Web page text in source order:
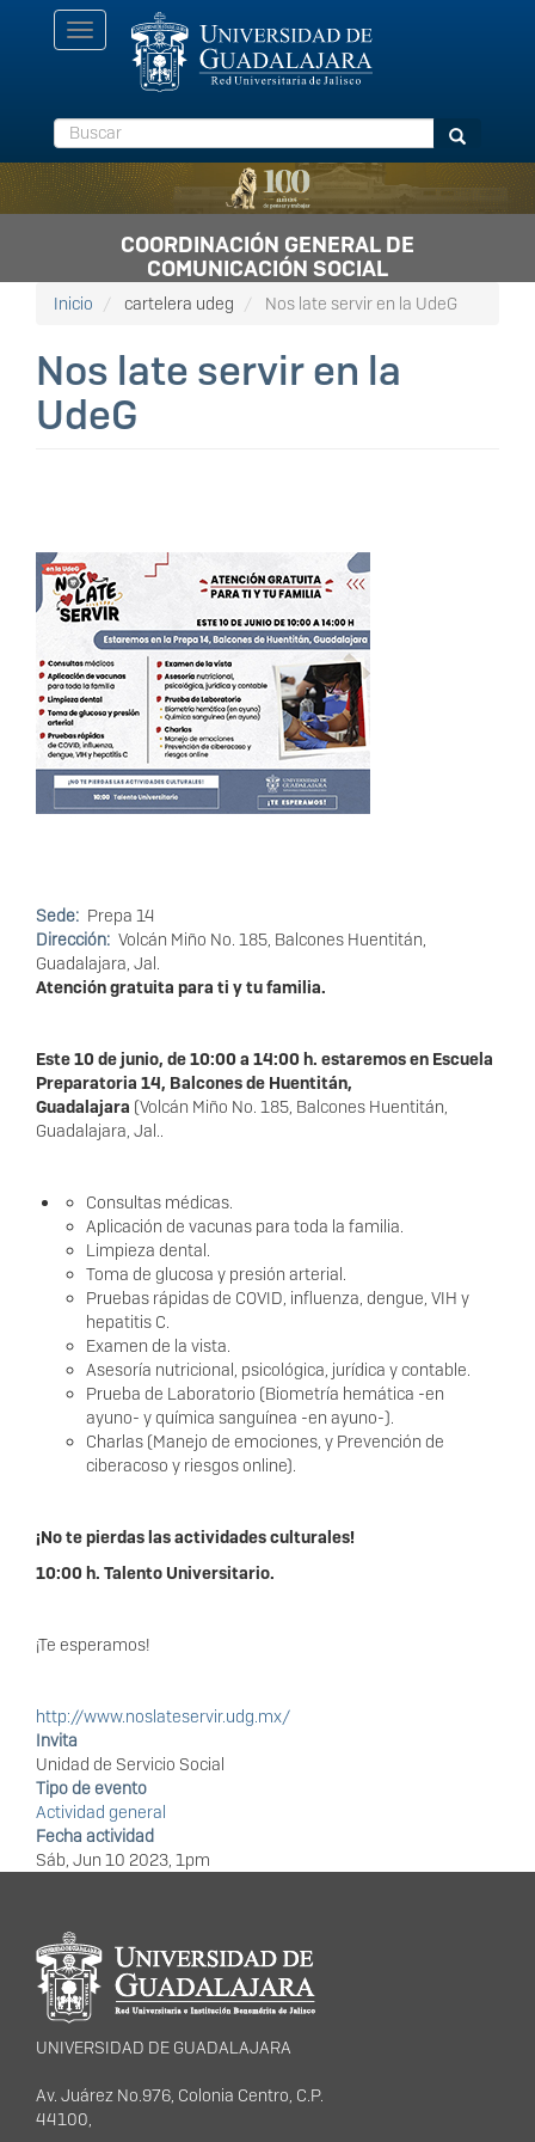
Toggle
navigation
Buscar Buscar
COORDINACIÓN GENERAL DE
COMUNICACIÓN SOCIAL
Inicio cartelera udeg Nos late servir en la UdeG
Nos late servir en la
UdeG
Sede
Prepa 14
Dirección Volcán Miño No. 185, Balcones Huentitán,
Guadalajara, Jal.
Atención gratuita para ti y tu familia.
Este 10 de junio, de 10:00 a 14:00 h. estaremos en Escuela
Preparatoria 14, Balcones de Huentitán,
Guadalajara (Volcán Miño No. 185, Balcones Huentitán,
Guadalajara, Jal..
Consultas médicas.
Aplicación de vacunas para toda la familia.
Limpieza dental.
Toma de glucosa y presión arterial.
Pruebas rápidas de COVID, influenza, dengue, VIH y
hepatitis C.
Examen de la vista.
Asesoría nutricional, psicológica, jurídica y contable.
Prueba de Laboratorio (Biometría hemática -en
ayuno- y química sanguínea -en ayuno-).
Charlas (Manejo de emociones, y Prevención de
ciberacoso y riesgos online).
¡No te pierdas las actividades culturales!
10:00 h. Talento Universitario.
¡Te esperamos!
http://www.noslateservir.udg.mx/
Invita
Unidad de Servicio Social
Tipo de evento
Actividad general
Fecha actividad
Sáb, Jun 10 2023, 1pm
Información del
portal
UNIVERSIDAD DE GUADALAJARA
Av. Juárez No.976, Colonia Centro, C.P.
44100,